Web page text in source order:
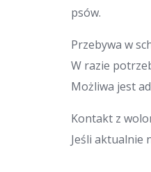
psów.
Przebywa w
W razie
Możliwa jest
Kontakt z
Jeśli aktualnie